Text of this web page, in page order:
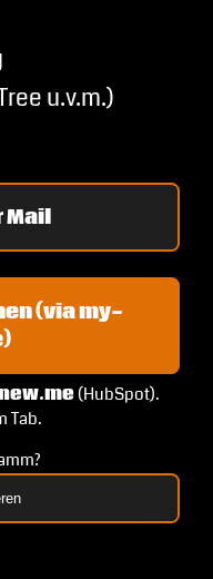
u.v.m.)
(via my-
(HubSpot).
Tab.